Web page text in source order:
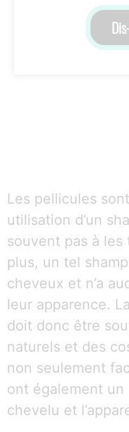
Les pellicules
utilisation d’un
souvent pas à
plus, un tel
cheveux et n’a
leur apparence.
doit donc être
naturels et des
non seulement
ont également
chevelu et